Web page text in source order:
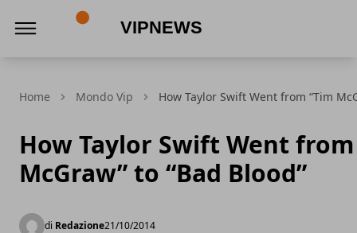
Home Mondo Vip How Taylor Swift Went from “Tim
How Taylor Swift Went from
McGraw” to “Bad Blood”
di Redazione21/10/2014